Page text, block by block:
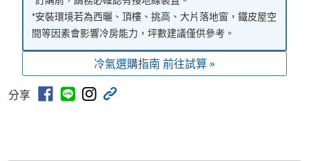
*安裝環境若為西曬、頂樓、挑高、大片落地窗，鐵皮屋空
間等因素會影響冷房能力，坪數建議僅供參考。
冷氣選購指南 前往試算 »
分享